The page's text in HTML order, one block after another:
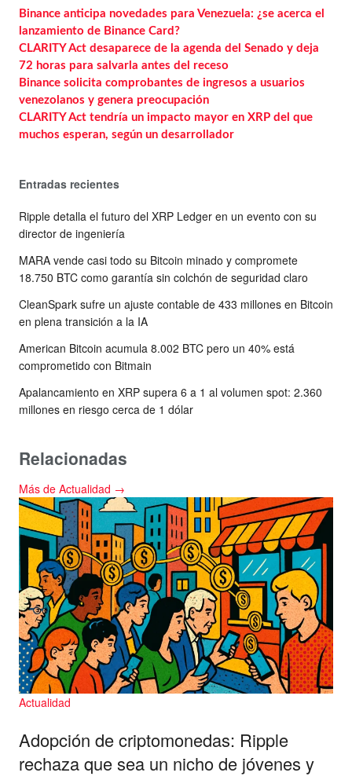
Binance anticipa novedades para Venezuela: ¿se acerca el
lanzamiento de Binance Card?
CLARITY Act desaparece de la agenda del Senado y deja
72 horas para salvarla antes del receso
Binance solicita comprobantes de ingresos a usuarios
venezolanos y genera preocupación
CLARITY Act tendría un impacto mayor en XRP del que
muchos esperan, según un desarrollador
Entradas recientes
Ripple detalla el futuro del XRP Ledger en un evento con su
director de ingeniería
MARA vende casi todo su Bitcoin minado y compromete
18.750 BTC como garantía sin colchón de seguridad claro
CleanSpark sufre un ajuste contable de 433 millones en Bitcoin
en plena transición a la IA
American Bitcoin acumula 8.002 BTC pero un 40% está
comprometido con Bitmain
Apalancamiento en XRP supera 6 a 1 al volumen spot: 2.360
millones en riesgo cerca de 1 dólar
Relacionadas
Más de Actualidad →
Actualidad
Adopción de criptomonedas: Ripple
rechaza que sea un nicho de jóvenes y